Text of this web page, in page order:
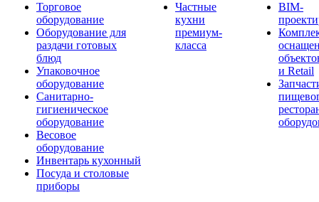
Торговое
оборудование
Оборудование для
раздачи готовых
блюд
Упаковочное
оборудование
Санитарно-
гигиеническое
оборудование
Весовое
оборудование
Инвентарь кухонный
Посуда и столовые
приборы
Частные
кухни
премиум-
класса
BIM-
и Retail